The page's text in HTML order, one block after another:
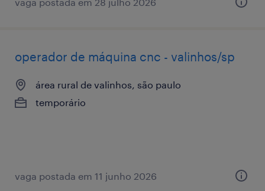
operador de máquina cnc - valinhos/sp
área rural de valinhos, são paulo
temporário
vaga postada em 11 junho 2026